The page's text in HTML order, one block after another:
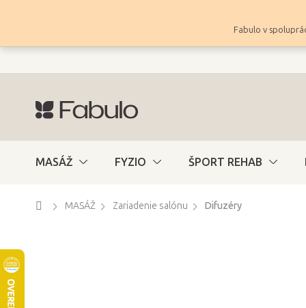
Fabulo v
MASÁŽ FYZIO ŠPORT REHAB
DomovMASÁŽ Zariadenie salónu Difuzéry